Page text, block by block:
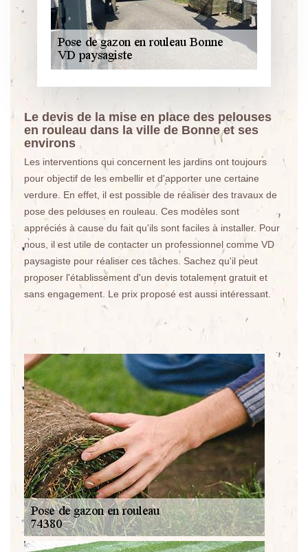
Le devis de la mise en place des pelouses
en rouleau dans la ville de Bonne et ses
environs
Les interventions qui concernent les jardins ont toujours
pour objectif de les embellir et d'apporter une certaine
verdure. En effet, il est possible de réaliser des travaux de
pose des pelouses en rouleau. Ces modèles sont
appréciés à cause du fait qu'ils sont faciles à installer. Pour
nous, il est utile de contacter un professionnel comme VD
paysagiste pour réaliser ces tâches. Sachez qu'il peut
proposer l'établissement d'un devis totalement gratuit et
sans engagement. Le prix proposé est aussi intéressant.